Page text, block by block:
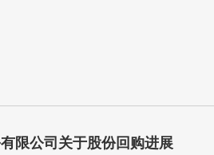
限公司关于股份回购进展